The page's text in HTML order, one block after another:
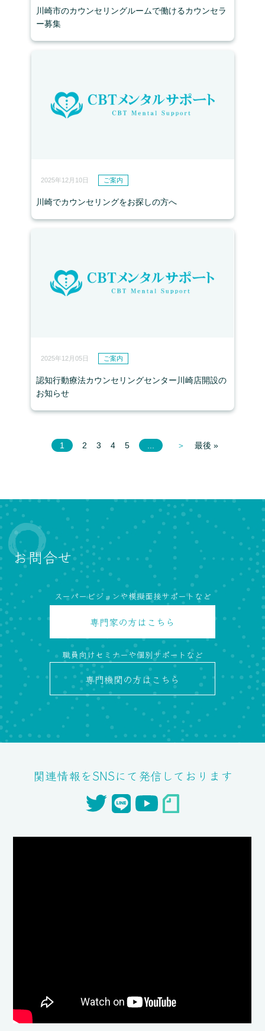
川崎市のカウンセリングルームで働けるカウンセラ
ー募集
2025年12月10日 ご案内
川崎でカウンセリングをお探しの方へ
2025年12月05日 ご案内
認知行動療法カウンセリングセンター川崎店開設の
お知らせ
1 2 3 4 5 ＞ 最後 »
お問合せ
スーパービジョンや模擬面接サポートなど
専門家の方はこちら
職員向けセミナーや個別サポートなど
専門機関の方はこちら
関連情報をSNSにて発信しております